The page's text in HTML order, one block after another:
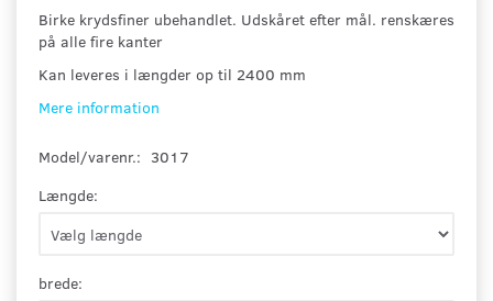
Birke krydsfiner ubehandlet. Udskåret efter mål. renskæres
på alle fire kanter
Kan leveres i længder op til 2400 mm
Mere information
Model/varenr.: 3017
Længde:
brede: